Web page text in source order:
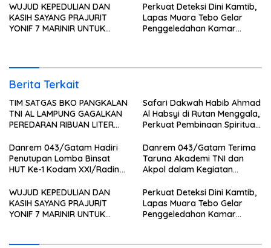
WUJUD KEPEDULIAN DAN
KASIH SAYANG PRAJURIT
YONIF 7 MARINIR UNTUK
Perkuat Deteksi Dini Kamtib,
Lapas Muara Tebo Gelar
Penggeledahan Kamar
Berita Terkait
TIM SATGAS BKO PANGKALAN
TNI AL LAMPUNG GAGALKAN
PEREDARAN RIBUAN LITER
PELABUHAN BAKAUHENI
Safari Dakwah Habib Ahmad
Al Habsyi di Rutan Menggala,
Perkuat Pembinaan Spiritual
Danrem 043/Gatam Hadiri
Penutupan Lomba Binsat
HUT Ke-1 Kodam XXI/Radin
Danrem 043/Gatam Terima
Taruna Akademi TNI dan
Akpol dalam Kegiatan
Rakyat Tahun 2026
WUJUD KEPEDULIAN DAN
KASIH SAYANG PRAJURIT
YONIF 7 MARINIR UNTUK
Perkuat Deteksi Dini Kamtib,
Lapas Muara Tebo Gelar
Penggeledahan Kamar